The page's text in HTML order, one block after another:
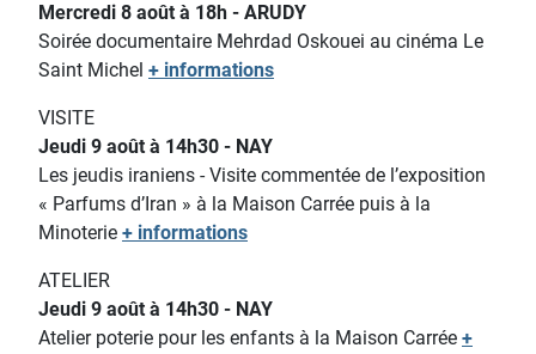
Mercredi 8 août à 18h - ARUDY
Soirée documentaire Mehrdad Oskouei au cinéma Le
Saint Michel + informations
VISITE
Jeudi 9 août à 14h30 - NAY
Les jeudis iraniens - Visite commentée de l’exposition
« Parfums d’Iran » à la Maison Carrée puis à la
Minoterie + informations
ATELIER
Jeudi 9 août à 14h30 - NAY
Atelier poterie pour les enfants à la Maison Carrée +